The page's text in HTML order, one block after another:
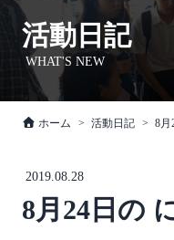
活動日記
WHAT'S NEW
ホーム 活動日記 8月
2019.08.28
8月24日の